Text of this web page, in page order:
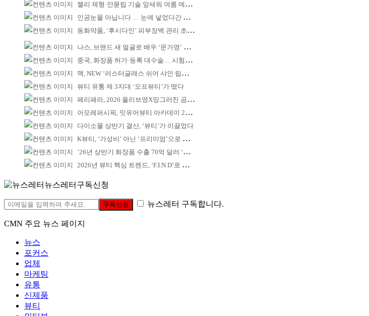
젤리 제형·안묻립 기술 앞세워 여름 메이크업 시장 공략
인공눈물 아닙니다 … 눈에 넣었다간 각막 손상
동화약품, ‘후시다인’ 피부장벽 관리 초점 ‘리브랜딩’
나스, 브랜드 새 얼굴로 배우 ‘문가영’ 발탁
중국, 화장품 허가·등록 대수술… 시험자료 공용 허용
맥, NEW ‘러스터글래스 쉬어 샤인 립스틱’ 출시
뷰티 유통 제 3지대 ‘오프뷰티’가 떴다
페리페라, 2026 올리브영X망그러진 곰 콜라보
아모레퍼시픽, 밋유어뷰티 아카데미 2기 발대식
다이소몰 상반기 결산, ‘뷰티’가 이끌었다
K뷰티, ‘가성비’ 아닌 ‘프리미엄’으로 승부걸어야
’26년 상반기 화장품 수출 70억 달러 ‘역대 최고’
2026년 뷰티 핵심 트렌드, ‘F.I.N.D’로 읽는다
뉴스레터구독신청
구독신청 뉴스레터 구독합니다.
CMN 주요 뉴스 페이지
뉴스
포커스
업체
마케팅
유통
신제품
뷰티